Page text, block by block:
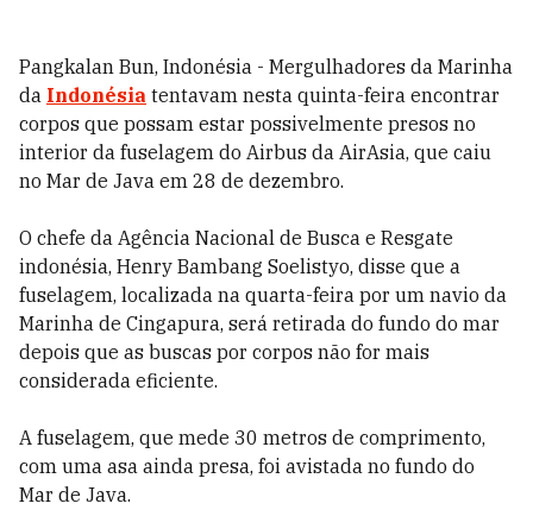
Pangkalan Bun, Indonésia - Mergulhadores da Marinha
da Indonésia tentavam nesta quinta-feira encontrar
corpos que possam estar possivelmente presos no
interior da fuselagem do Airbus da AirAsia, que caiu
no Mar de Java em 28 de dezembro.
O chefe da Agência Nacional de Busca e Resgate
indonésia, Henry Bambang Soelistyo, disse que a
fuselagem, localizada na quarta-feira por um navio da
Marinha de Cingapura, será retirada do fundo do mar
depois que as buscas por corpos não for mais
considerada eficiente.
A fuselagem, que mede 30 metros de comprimento,
com uma asa ainda presa, foi avistada no fundo do
Mar de Java.